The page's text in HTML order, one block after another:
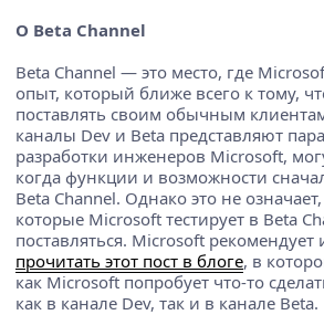
О Beta Channel
Beta Channel — это место, где
опыт, который ближе всего к тому,
поставлять своим обычным
каналы Dev и Beta представляют
разработки инженеров Microsoft,
когда функции и возможности
Beta Channel. Однако это не
которые Microsoft тестирует в Beta
поставляться. Microsoft рекомендует
прочитать этот пост в блоге, в
как Microsoft попробует что-то
как в канале Dev, так и в канале Beta.